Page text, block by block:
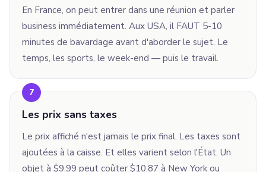
En France, on peut entrer dans une réunion et parler
business immédiatement. Aux USA, il FAUT 5-10
minutes de bavardage avant d'aborder le sujet. Le
temps, les sports, le week-end — puis le travail.
7
Les prix sans taxes
Le prix affiché n'est jamais le prix final. Les taxes sont
ajoutées à la caisse. Et elles varient selon l'État. Un
objet à $9.99 peut coûter $10.87 à New York ou